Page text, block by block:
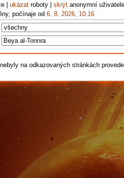
| ukázatroboty | skrýtanonymní
počínaje od 6. 8. 2026, 10:16
na odkazovaných stránkách